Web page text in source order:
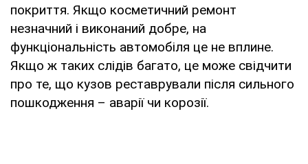
покриття. Якщо косметичний ремонт
незначний і виконаний добре, на
функціональність автомобіля це не вплине.
Якщо ж таких слідів багато, це може свідчити
про те, що кузов реставрували після сильного
пошкодження – аварії чи корозії.